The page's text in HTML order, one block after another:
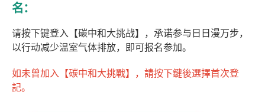
名：
请按下键登入【碳中和大挑战】，承诺参与日日漫万步，
以行动减少温室气体排放，即可报名参加。
如未曾加入【碳中和大挑戰】，請按下鍵後選擇首次登
記。